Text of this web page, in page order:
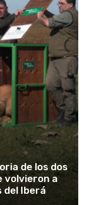
de los dos
volvieron a
del Iberá